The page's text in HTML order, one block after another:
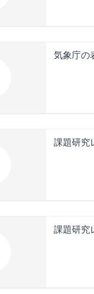
気象庁の
課題研究
課題研究